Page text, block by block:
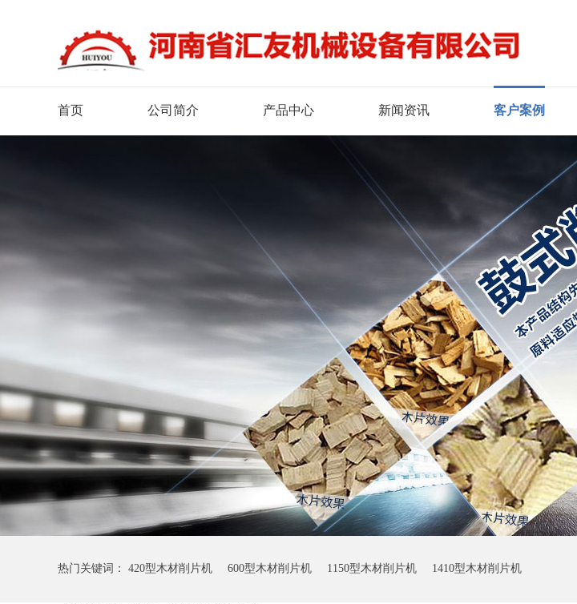
首页 公司简介 产品中心 新闻资讯 客户案例
热门关键词： 420型木材削片机 600型木材削片机 1150型木材削片机 1410型木材削片机